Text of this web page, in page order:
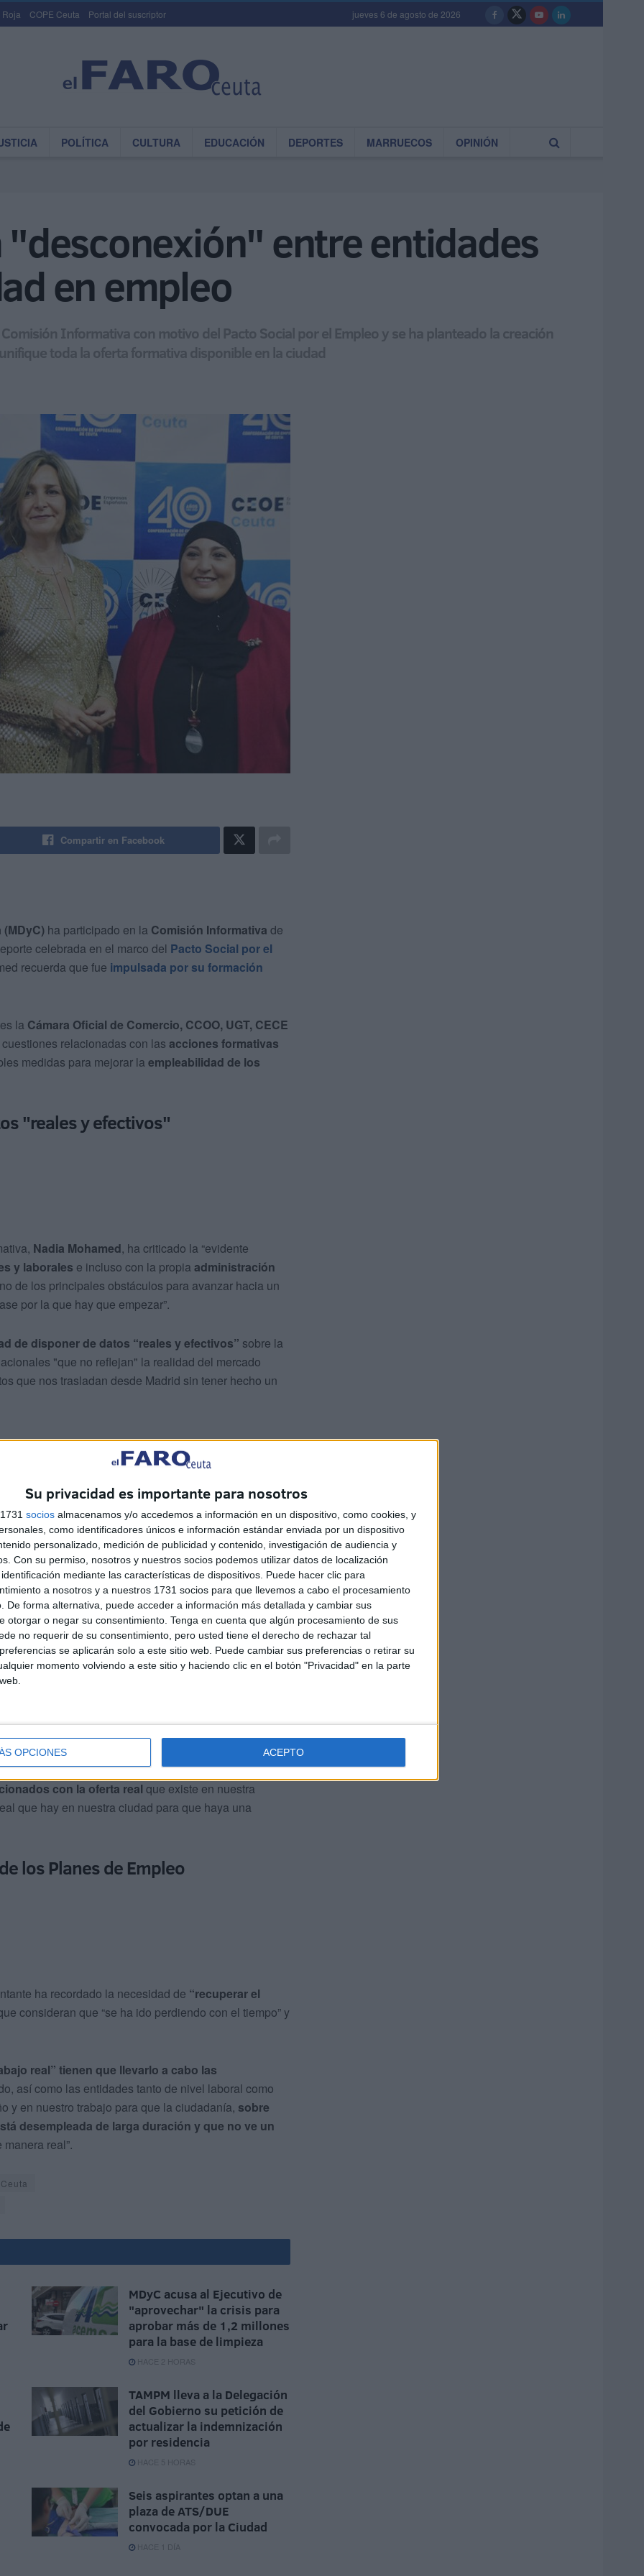
Su privacidad es importante para nosotros
socios almacenamos y/o accedemos a información en un dispositivo, como cookies, y
como identificadores únicos e información estándar enviada por un dispositivo
personalizado, medición de publicidad y contenido, investigación de audiencia y
Con su permiso, nosotros y nuestros socios podemos utilizar datos de localización
mediante las características de dispositivos. Puede hacer clic para
a nosotros y a nuestros 1731 socios para que llevemos a cabo el procesamiento
De forma alternativa, puede acceder a información más detallada y cambiar sus
otorgar o negar su consentimiento. Tenga en cuenta que algún procesamiento de sus
no requerir de su consentimiento, pero usted tiene el derecho de rechazar tal
se aplicarán solo a este sitio web. Puede cambiar sus preferencias o retirar su
momento volviendo a este sitio y haciendo clic en el botón "Privacidad" en la parte
OPCIONES ACEPTO
Roja COPE Ceuta Portal del suscriptor jueves 6 de agosto de 2026
POLÍTICA CULTURA EDUCACIÓN DEPORTES MARRUECOS OPINIÓN
"desconexión" entre entidades
en empleo
Informativa con motivo del Pacto Social por el Empleo y se ha planteado la creación
toda la oferta formativa disponible en la ciudad
Compartir en Facebook
ha participado en la Comisión Informativa de
celebrada en el marco del Pacto Social por el
recuerda que fue impulsada por su formación
la Cámara Oficial de Comercio, CCOO, UGT, CECE
relacionadas con las acciones formativas
medidas para mejorar la empleabilidad de los
"reales y efectivos"
Nadia Mohamed, ha criticado la “evidente
y laborales e incluso con la propia administración
de los principales obstáculos para avanzar hacia un
por la que hay que empezar”.
de disponer de datos “reales y efectivos” sobre la
"que no reflejan" la realidad del mercado
que nos trasladan desde Madrid sin tener hecho un
unifique toda la oferta formativa
una página web o aplicacióndonde seunifique
para personal cualificado como no cualificado, con
a una información clara y centralizada.
de difícil cobertura
, ya que el actual no se ajusta
que explican que una vez realizado el estudio, "esas
con la oferta real que existe en nuestra
que hay en nuestra ciudad para que haya una
los Planes de Empleo
ha recordado la necesidad de “recuperar el
consideran que “se ha ido perdiendo con el tiempo” y
real” tienen que llevarlo a cabo las
así como las entidades tanto de nivel laboral como
y en nuestro trabajo para que la ciudadanía, sobre
desempleada de larga duración y que no ve un
real”.
MDyC acusa al Ejecutivo de
"aprovechar" la crisis para
aprobar más de 1,2 millones
para la base de limpieza
HACE 2 HORAS
TAMPM lleva a la Delegación
del Gobierno su petición de
actualizar la indemnización
por residencia
HACE 5 HORAS
Seis aspirantes optan a una
plaza de ATS/DUE
convocada por la Ciudad
HACE 1 DÍA